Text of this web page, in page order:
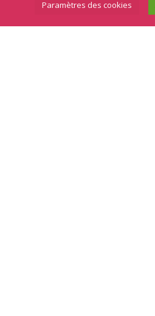
Paramètres des cookies